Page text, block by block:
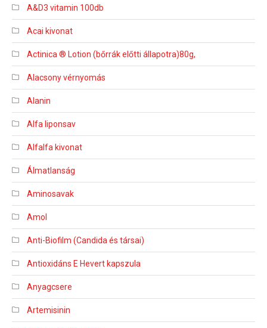
A&D3 vitamin 100db
Acai kivonat
Actinica ® Lotion (bőrrák előtti állapotra)80g,
Alacsony vérnyomás
Alanin
Alfa liponsav
Alfalfa kivonat
Álmatlanság
Aminosavak
Amol
Anti-Biofilm (Candida és társai)
Antioxidáns E Hevert kapszula
Anyagcsere
Artemisinin